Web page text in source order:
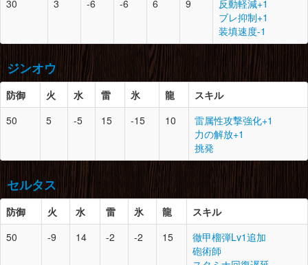
10 1
鎌蟹の甲殻×2
マカライト鉱石×3
キラービートル×1
ドラグライト鉱石×4
ドラグライト鉱石×4
鉄鉱石×8
マカライト鉱石×5
8
紅蓮石×1
ドラグライト鉱石×3
氷結晶×3
マカライト鉱石×5
脚
8 1
ドラグライト鉱石×2
大地の結晶×5
ライトクリスタル×1
30
3 -6 -6 6 9
反動軽減+1
ブレ抑制+1
装填速度-1
頭
10 0
雷狼竜の角×1
雷狼竜の帯電毛×2
雷狼竜の甲殻×2
徹甲虫の甲殻×3
胴
10 1
さびた破片×5
紅蓮石×2
ドラグライト鉱石×4
腕
10 1
さびた破片×4
レビテライト鉱石×3
大地の結晶×10
腰
10
雷狼竜の甲殻×3
雷狼竜の帯電毛×2
雷狼竜の尻尾×1
徹甲虫の甲殻×3
ジンオウ
防御 火 水 雷 氷 龍
スキル
50
5 -5 15 -15 10
雷属性攻撃強化+1
力の解放+1
挑発
必要素材
頭
10 2
重甲虫の甲殻×4
重甲虫の大顎×2
重甲虫の円月尾×1
鉄甲虫の角×1
胴
10 0
雷狼竜の帯電毛×1
雷狼竜の甲殻×2
雷狼竜の蓄電殻×2
セルタス
防御 火 水 雷 氷 龍
スキル
50
-9 14 -2 -2 15
徹甲榴弾Lv1追加
砲術師
必要素材